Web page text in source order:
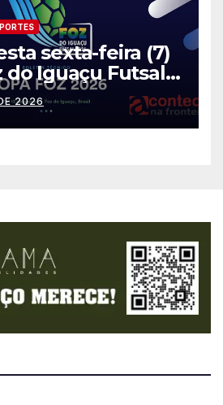
sexta-feira (7)
do Iguaçu Futsal
de quatro
2026